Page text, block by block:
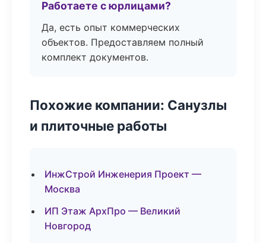
Работаете с юрлицами?
Да, есть опыт коммерческих
объектов. Предоставляем полный
комплект документов.
Похожие компании: Санузлы
и плиточные работы
ИнжСтрой Инженерия Проект —
Москва
ИП Этаж АрхПро — Великий
Новгород